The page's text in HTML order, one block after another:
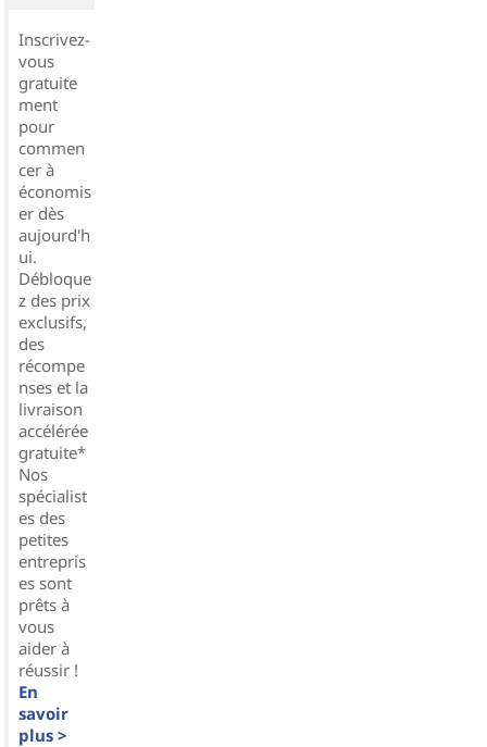
Inscrivez-
vous
gratuite
ment
pour
commen
cer à
économis
er dès
aujourd'h
ui.
Débloque
z des prix
exclusifs,
des
récompe
nses et la
livraison
accélérée
gratuite*
Nos
spécialist
es des
petites
entrepris
es sont
prêts à
vous
aider à
réussir !
En
savoir
plus >